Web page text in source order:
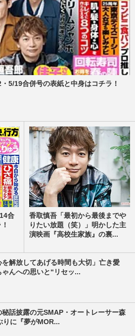
5/19合併号の表紙と中身はコチラ！
合
香取慎吾「最初から最後までや
りたい放題（笑）」明かした主
演映画『高校生家族』の裏...
解放してあげる時間も大切」亡き愛
んへの思いと“リセッ...
話披露の元SMAP・オートレーサー森
りに『夢がMOR...